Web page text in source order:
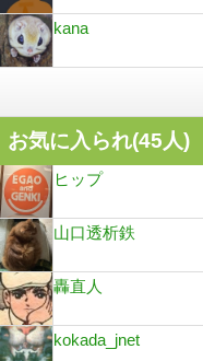
kana
お気に入られ(45人)
ヒップ
山口透析鉄
轟直人
kokada_jnet